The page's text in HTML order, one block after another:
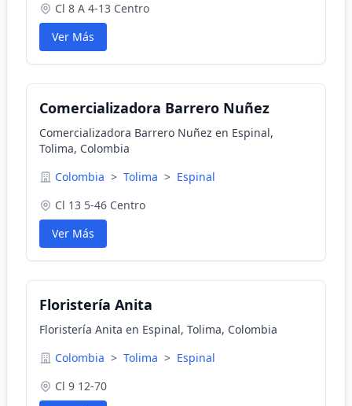
Cl 8 A 4-13 Centro
Ver Más
Comercializadora Barrero Nuñez
Comercializadora Barrero Nuñez en Espinal,
Tolima, Colombia
Colombia > Tolima > Espinal
Cl 13 5-46 Centro
Ver Más
Floristería Anita
Floristería Anita en Espinal, Tolima, Colombia
Colombia > Tolima > Espinal
Cl 9 12-70